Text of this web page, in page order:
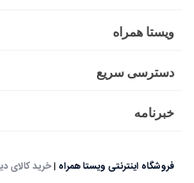
دقیقه استفاده نیاز بود تا دوباره
ویستا همراه
دسترسی سریع
خبرنامه
فروشگاه اینترنتی ویستا همراه |خرید کالای